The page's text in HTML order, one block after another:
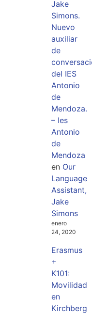
Jake
Simons.
Nuevo
auxiliar
de
del IES
Antonio
de
Mendoza.
– Ies
Antonio
de
Mendoza
en Our
Language
Assistant,
Jake
Simons
enero
24, 2020
Erasmus
+
K101:
Movilidad
en
Kirchberg